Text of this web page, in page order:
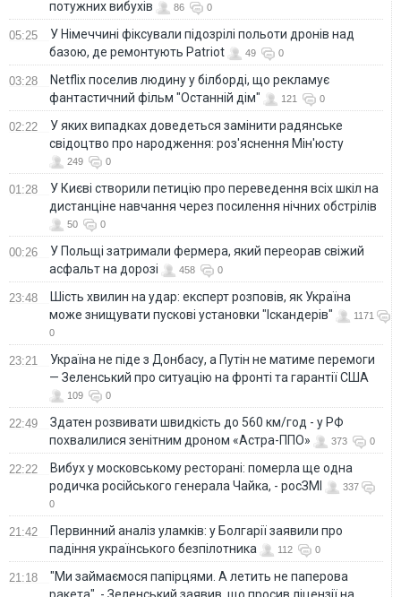
потужних вибухів
86 0
05:25
У Німеччині фіксували підозрілі польоти дронів над
базою, де ремонтують Patriot
49 0
03:28
Netflix поселив людину у білборді, що рекламує
фантастичний фільм "Останній дім"
121 0
02:22
У яких випадках доведеться замінити радянське
свідоцтво про народження: роз'яснення Мін'юсту
249 0
01:28
У Києві створили петицію про переведення всіх шкіл на
дистанціне навчання через посилення нічних обстрілів
50 0
00:26
У Польщі затримали фермера, який переорав свіжий
асфальт на дорозі
458 0
23:48
Шість хвилин на удар: експерт розповів, як Україна
може знищувати пускові установки "Іскандерів"
1171
0
23:21
Україна не піде з Донбасу, а Путін не матиме перемоги
— Зеленський про ситуацію на фронті та гарантії США
109 0
22:49
Здатен розвивати швидкість до 560 км/год - у РФ
похвалилися зенітним дроном «Астра-ППО»
373 0
22:22
Вибух у московському ресторані: померла ще одна
родичка російського генерала Чайка, - росЗМІ
337
0
21:42
Первинний аналіз уламків: у Болгарії заявили про
падіння українського безпілотника
112 0
21:18
"Ми займаємося папірцями. А летить не паперова